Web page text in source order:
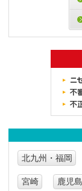
北九州・福岡
宮崎 鹿児島